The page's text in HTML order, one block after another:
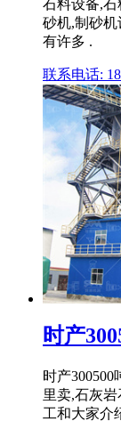
石料设备,石
砂机,制砂
有许多 .
联系电话:
时产
时产
里卖,石灰
工和大家介